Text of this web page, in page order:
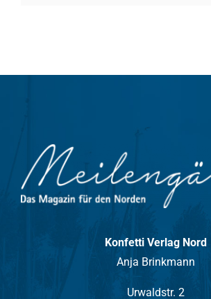
Konfetti Verlag Nord
Anja Brinkmann
Urwaldstr. 2